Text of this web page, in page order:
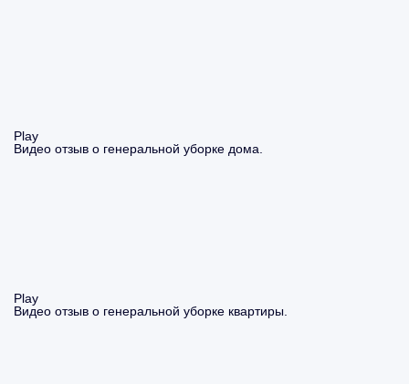
Play
Видео отзыв о генеральной уборке дома.
Play
Видео отзыв о генеральной уборке квартиры.